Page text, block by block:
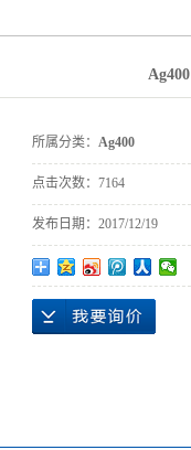
Ag400
所属分类： Ag400
点击次数： 7164
发布日期： 2017/12/19